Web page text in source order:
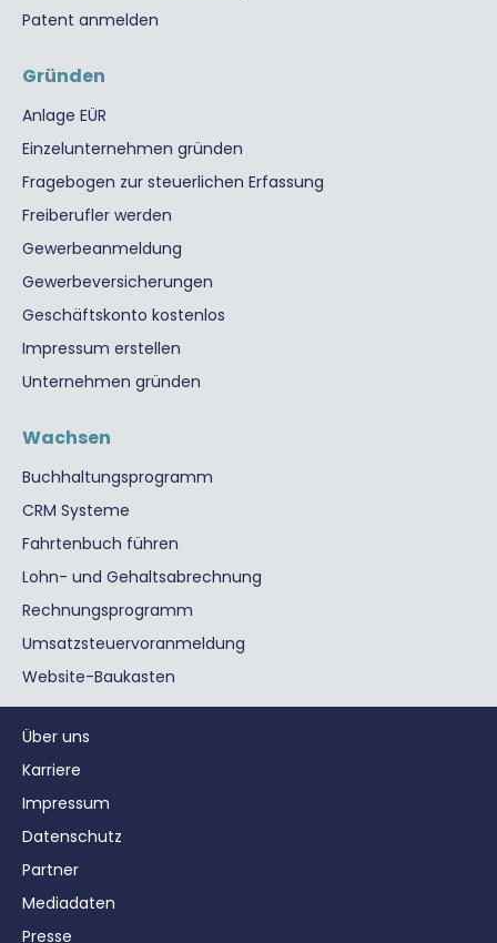
Patent anmelden
Gründen
Anlage EÜR
Einzelunternehmen gründen
Fragebogen zur steuerlichen Erfassung
Freiberufler werden
Gewerbeanmeldung
Gewerbeversicherungen
Geschäftskonto kostenlos
Impressum erstellen
Unternehmen gründen
Wachsen
Buchhaltungsprogramm
CRM Systeme
Fahrtenbuch führen
Lohn- und Gehaltsabrechnung
Rechnungsprogramm
Umsatzsteuervoranmeldung
Website-Baukasten
Über uns
Karriere
Impressum
Datenschutz
Partner
Mediadaten
Presse